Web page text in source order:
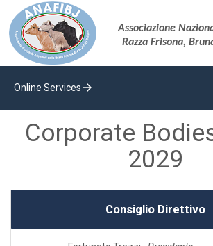
Associazione
Razza Frisona,
Online Services arrow_forward
Corporate
2029
Consiglio Direttivo